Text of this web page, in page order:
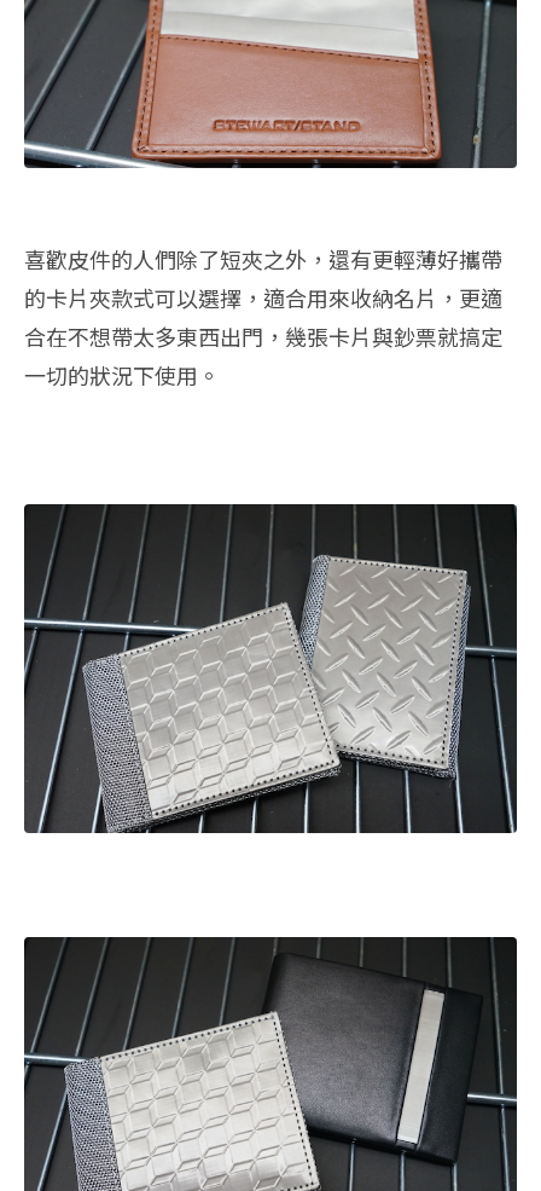
喜歡皮件的人們除了短夾之外，還有更輕薄好攜帶
的卡片夾款式可以選擇，適合用來收納名片，更適
合在不想帶太多東西出門，幾張卡片與鈔票就搞定
一切的狀況下使用。